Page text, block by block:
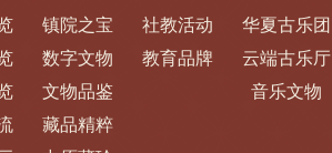
镇院之宝
数字文物
文物品鉴
藏品精粹
社教活动
教育品牌
华夏古乐团
云端古乐厅
音乐文物